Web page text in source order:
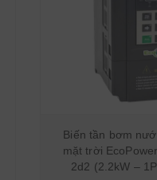
Biến tần bơm
mặt trời
2d2 (2.2kW –